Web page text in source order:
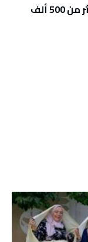
المستشفى الجامعي سهلول يؤمّن أكثر من 500 ألف